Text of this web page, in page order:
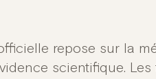
repose sur la
scientifique.